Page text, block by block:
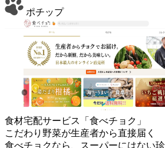
ポチップ
食材宅配サービス「食べチョク」
こだわり野菜が生産者から直接届く
食べチョクなら、スーパーにはない